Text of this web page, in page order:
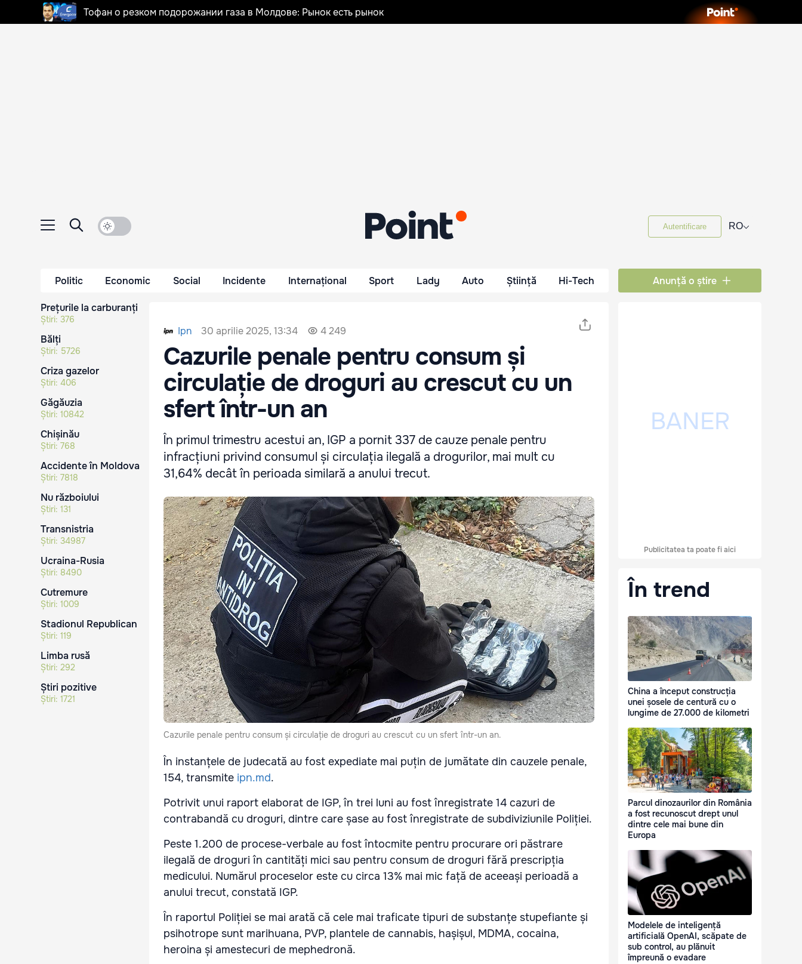
Тофан о резком подорожании газа в Молдове: Рынок есть рынок
Autentificare RO⌵
Politic Economic Social Incidente Internațional Sport Lady Auto Știință Hi-Tech Anunță o știre
Prețurile la carburanți
Știri: 376
Bălți
Știri: 5726
Criza gazelor
Știri: 406
Găgăuzia
Știri: 10842
Chișinău
Știri: 768
Accidente în Moldova
Știri: 7818
Nu războiului
Știri: 131
Transnistria
Știri: 34987
Ucraina-Rusia
Știri: 8490
Cutremure
Știri: 1009
Stadionul Republican
Știri: 119
Limba rusă
Știri: 292
Știri pozitive
Știri: 1721
Ipn 30 aprilie 2025, 13:34 4 249
Cazurile penale pentru consum și
circulație de droguri au crescut cu un
sfert într-un an
În primul trimestru acestui an, IGP a pornit 337 de cauze penale pentru
infracțiuni privind consumul și circulația ilegală a drogurilor, mai mult cu
31,64% decât în perioada similară a anului trecut.
Cazurile penale pentru consum și circulație de droguri au crescut cu un sfert într-un an.
În instanțele de judecată au fost expediate mai puțin de jumătate din cauzele penale,
154, transmite ipn.md.
Potrivit unui raport elaborat de IGP, în trei luni au fost înregistrate 14 cazuri de
contrabandă cu droguri, dintre care șase au fost înregistrate de subdiviziunile Poliției.
Peste 1.200 de procese-verbale au fost întocmite pentru procurare ori păstrare
ilegală de droguri în cantități mici sau pentru consum de droguri fără prescripția
medicului. Numărul proceselor este cu circa 13% mai mic față de aceeași perioadă a
anului trecut, constată IGP.
În raportul Poliției se mai arată că cele mai traficate tipuri de substanțe stupefiante și
psihotrope sunt marihuana, PVP, plantele de cannabis, hașișul, MDMA, cocaina,
heroina și amestecuri de mephedronă.
Publicitatea ta poate fi aici
În trend
China a început construcția
unei șosele de centură cu o
lungime de 27.000 de kilometri
Parcul dinozaurilor din România
a fost recunoscut drept unul
dintre cele mai bune din
Europa
Modelele de inteligență
artificială OpenAI, scăpate de
sub control, au plănuit
împreună o evadare